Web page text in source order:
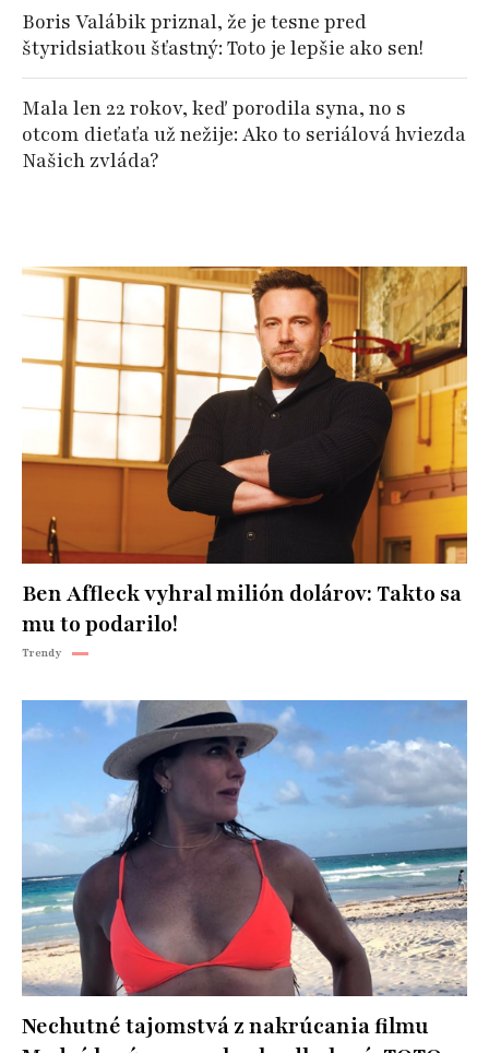
Boris Valábik priznal, že je tesne pred
štyridsiatkou šťastný: Toto je lepšie ako sen!
Mala len 22 rokov, keď porodila syna, no s
otcom dieťaťa už nežije: Ako to seriálová hviezda
Našich zvláda?
Ben Affleck vyhral milión dolárov: Takto sa
mu to podarilo!
Trendy
Nechutné tajomstvá z nakrúcania filmu